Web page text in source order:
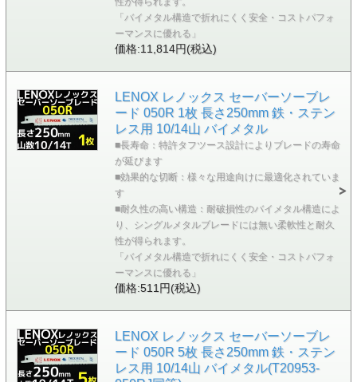
「バイメタル構造で折れにくく安全・コストパフォ
ーマンスに優れる」
価格:11,814円(税込)
LENOX レノックス セーバーソーブレ
ード 050R 1枚 長さ250mm 鉄・ステン
レス用 10/14山 バイメタル
■長寿命：特許タフツース設計によりブレードの寿命
が延びます
■効果的な切断：様々な用途向けに最適化されていま
す
■耐久性の高い構造：耐破損性のバイメタル構造によ
り、シングルメタルブレードには無い柔軟性と耐久
性が得られます。
「バイメタル構造で折れにくく安全・コストパフォ
ーマンスに優れる」
価格:511円(税込)
LENOX レノックス セーバーソーブレ
ード 050R 5枚 長さ250mm 鉄・ステン
レス用 10/14山 バイメタル(T20953-